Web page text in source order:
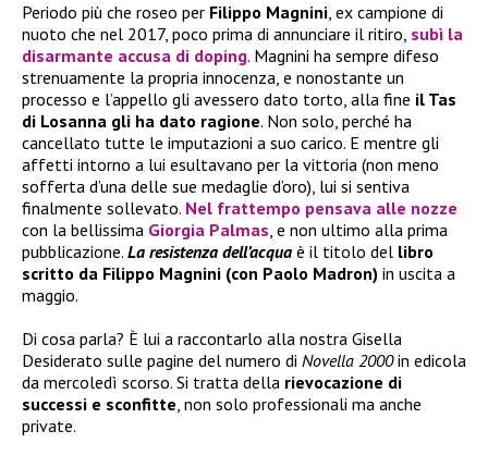
Periodo più che roseo per Filippo Magnini, ex campione di
nuoto che nel 2017, poco prima di annunciare il ritiro, subì la
disarmante accusa di doping. Magnini ha sempre difeso
strenuamente la propria innocenza, e nonostante un
processo e l’appello gli avessero dato torto, alla fine il Tas
di Losanna gli ha dato ragione. Non solo, perché ha
cancellato tutte le imputazioni a suo carico. E mentre gli
affetti intorno a lui esultavano per la vittoria (non meno
sofferta d’una delle sue medaglie d’oro), lui si sentiva
finalmente sollevato. Nel frattempo pensava alle nozze
con la bellissima Giorgia Palmas, e non ultimo alla prima
pubblicazione. La resistenza dell’acqua è il titolo del libro
scritto da Filippo Magnini (con Paolo Madron) in uscita a
maggio.
Di cosa parla? È lui a raccontarlo alla nostra Gisella
Desiderato sulle pagine del numero di Novella 2000in edicola
da mercoledì scorso. Si tratta della rievocazione di
successi e sconfitte, non solo professionali ma anche
private.